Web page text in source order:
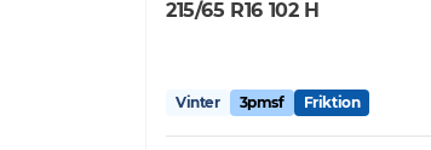
215/65 R16 102 H
Vinter 3pmsf Friktion